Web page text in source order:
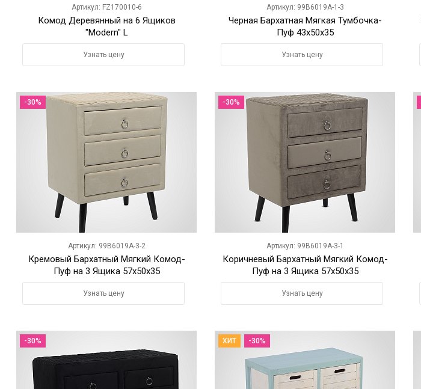
Артикул: FZ170010-6
Комод Деревянный на 6 Ящиков
"Modern" L
Узнать цену
Артикул: 99B6019A-1-3
Черная Бархатная Мягкая Тумбочка-
Пуф 43х50х35
Узнать цену
-30%
Артикул: 99B6019A-3-2
Кремовый Бархатный Мягкий Комод-
Пуф на 3 Ящика 57х50х35
Узнать цену
-30%
Артикул: 99B6019A-3-1
Коричневый Бархатный Мягкий Комод-
Пуф на 3 Ящика 57х50х35
Узнать цену
-30% ХИТ -30%